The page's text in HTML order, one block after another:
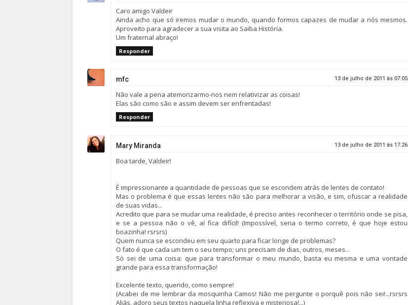
Caro amigo Valdeir
Ainda acho que só iremos mudar o mundo, quando formos capazes de mudar a nós mesmos.
Aproveito para agradecer a sua visita ao Saiba História.
Um fraternal abraço!
Responder
mfc 13 de julho de 2011 às 07:05
Não vale a pena atemorizarmo-nos nem relativizar as coisas!
Elas são como são e assim devem ser enfrentadas!
Responder
Mary Miranda 13 de julho de 2011 às 17:26
Boa tarde, Valdeir!
É impressionante a quantidade de pessoas que se escondem atrás de lentes de contato!
Mas o problema é que essas lentes não são para melhorar a visão, e sim, ofuscar a realidade
de suas vidas...
Acredito que para se mudar uma realidade, é preciso antes reconhecer o território onde se pisa,
e se a pessoa não o vê, aí fica difícil! (Impossível, seria o termo correto, é que hoje estou
boazinha! rsrsrs)
Quem nunca se escondeu em seu quarto para ficar longe de problemas?
O fato é que cada um tem o seu tempo; uns precisam de dias, outros, meses...
Só sei de uma coisa: que para transformar o meu mundo, basta eu mesma e uma vontade
grande para essa transformação!
Excelente texto, querido, como sempre!
(Acabei de me lembrar da mosquinha Camos! Não me pergunte o porquê pois não sei!...rsrsrs
Aliás, adoro seus textos naquela linha reflexiva e misteriosa!...)